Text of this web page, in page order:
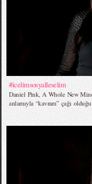
#icelimsosyalleselim
Daniel Pink, A Whole New
anlamıyla “kavram” çağı